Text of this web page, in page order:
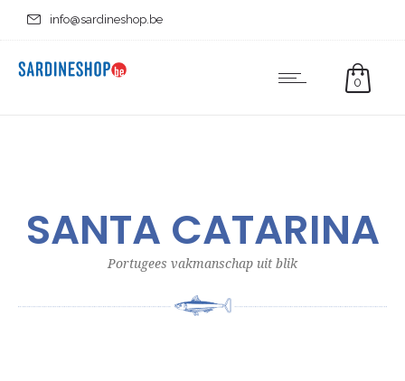
info@sardineshop.be
0
SANTA CATARINA
Portugees vakmanschap uit blik